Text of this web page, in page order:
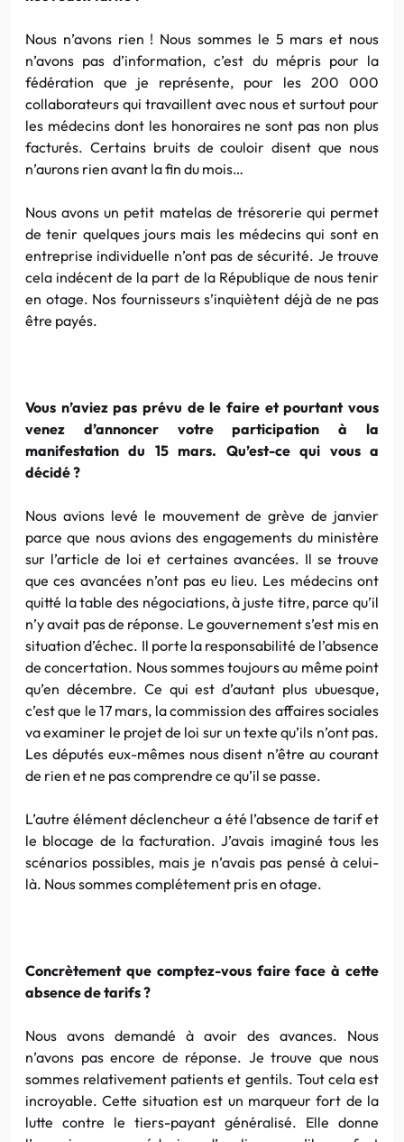
Nous n’avons rien ! Nous sommes le 5 mars et nous
n’avons pas d’information, c’est du mépris pour la
fédération que je représente, pour les 200 000
collaborateurs qui travaillent avec nous et surtout pour
les médecins dont les honoraires ne sont pas non plus
facturés. Certains bruits de couloir disent que nous
n’aurons rien avant la fin du mois…
Nous avons un petit matelas de trésorerie qui permet
de tenir quelques jours mais les médecins qui sont en
entreprise individuelle n’ont pas de sécurité. Je trouve
cela indécent de la part de la République de nous tenir
en otage. Nos fournisseurs s’inquiètent déjà de ne pas
être payés.
Vous n’aviez pas prévu de le faire et pourtant vous
venez d’annoncer votre participation à la
manifestation du 15 mars. Qu’est-ce qui vous a
décidé ?
Nous avions levé le mouvement de grève de janvier
parce que nous avions des engagements du ministère
sur l’article de loi et certaines avancées. Il se trouve
que ces avancées n’ont pas eu lieu. Les médecins ont
quitté la table des négociations, à juste titre, parce qu’il
n’y avait pas de réponse. Le gouvernement s’est mis en
situation d’échec. Il porte la responsabilité de l’absence
de concertation. Nous sommes toujours au même point
qu’en décembre. Ce qui est d’autant plus ubuesque,
c’est que le 17 mars, la commission des affaires sociales
va examiner le projet de loi sur un texte qu’ils n’ont pas.
Les députés eux-mêmes nous disent n’être au courant
de rien et ne pas comprendre ce qu’il se passe.
L’autre élément déclencheur a été l’absence de tarif et
le blocage de la facturation. J’avais imaginé tous les
scénarios possibles, mais je n’avais pas pensé à celui-
là. Nous sommes complétement pris en otage.
Concrètement que comptez-vous faire face à cette
absence de tarifs ?
Nous avons demandé à avoir des avances. Nous
n’avons pas encore de réponse. Je trouve que nous
sommes relativement patients et gentils. Tout cela est
incroyable. Cette situation est un marqueur fort de la
lutte contre le tiers-payant généralisé. Elle donne